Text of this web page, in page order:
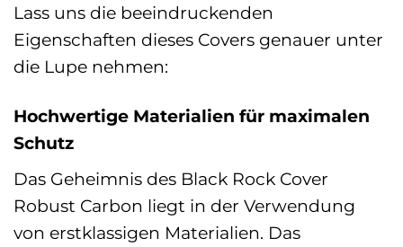
Lass uns die beeindruckenden
Eigenschaften dieses Covers genauer unter
die Lupe nehmen:
Hochwertige Materialien für maximalen
Schutz
Das Geheimnis des Black Rock Cover
Robust Carbon liegt in der Verwendung
von erstklassigen Materialien. Das